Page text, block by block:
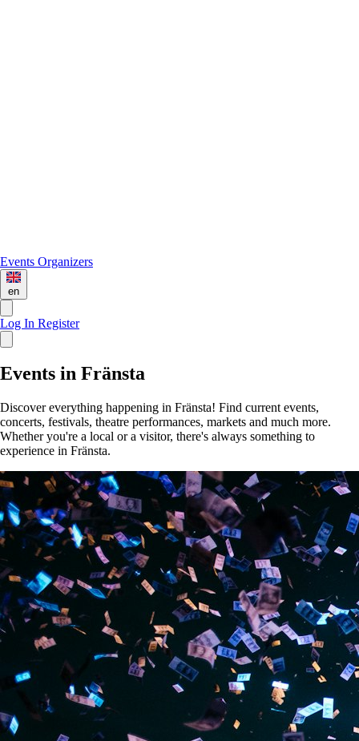
Events Organizers
en
Log In Register
Events in Fränsta
Discover everything happening in Fränsta! Find current events,
concerts, festivals, theatre performances, markets and much more.
Whether you're a local or a visitor, there's always something to
experience in Fränsta.